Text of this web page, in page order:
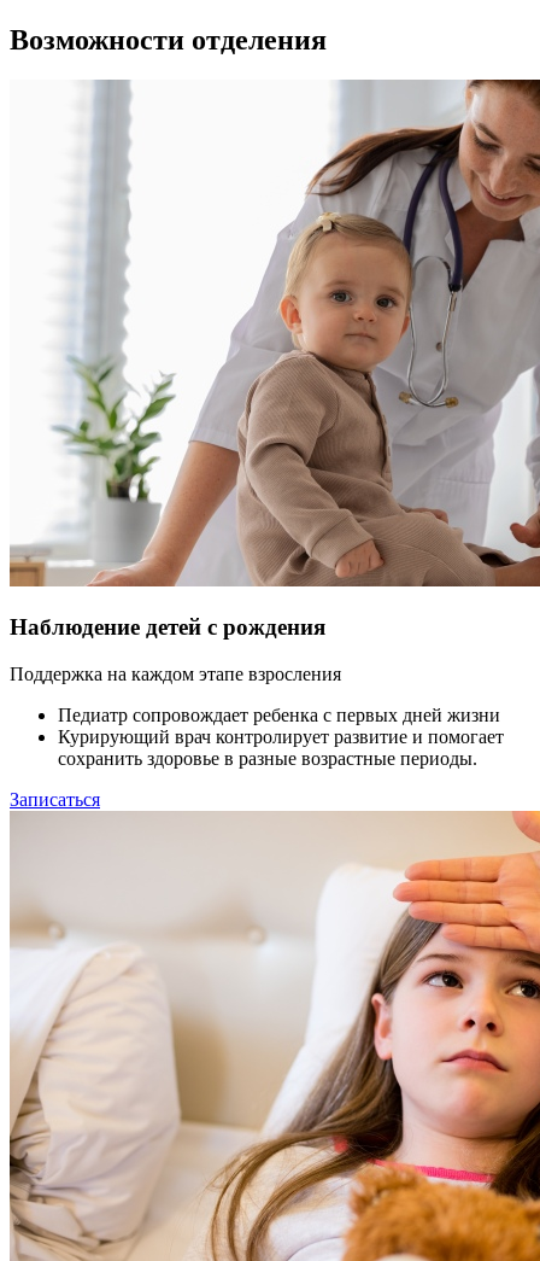
Возможности отделения
Наблюдение детей с рождения
Поддержка на каждом этапе взросления
Педиатр сопровождает ребенка с первых дней жизни
Курирующий врач контролирует развитие и помогает
сохранить здоровье в разные возрастные периоды.
Записаться